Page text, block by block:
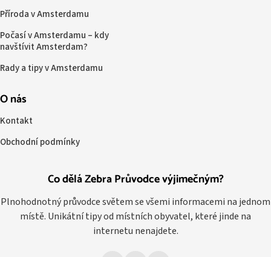
Co dělá Zebra Průvodce výjimečným?
Plnohodnotný průvodce světem se všemi informacemi na jednom
místě. Unikátní tipy od místních obyvatel, které jinde na
internetu nenajdete.
Příroda v Amsterdamu
Počasí v Amsterdamu – kdy
navštívit Amsterdam?
Rady a tipy v Amsterdamu
O nás
Kontakt
Obchodní podmínky